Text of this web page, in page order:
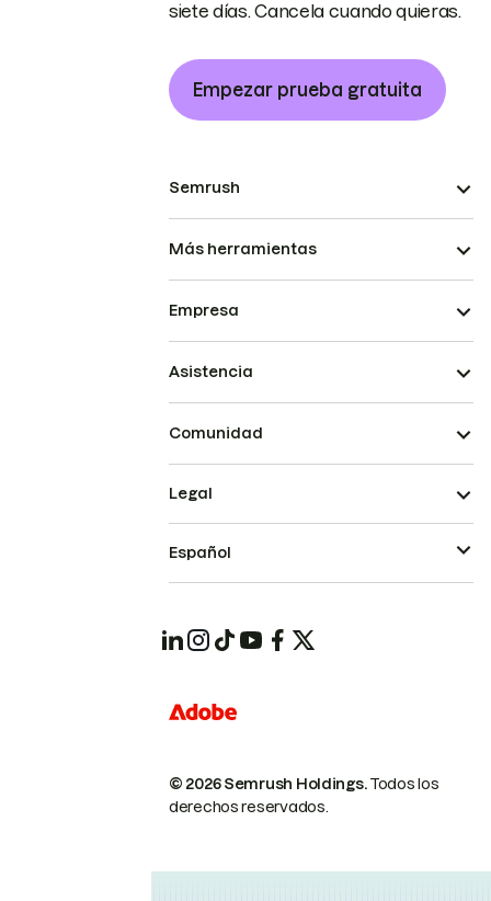
siete días. Cancela cuando quieras.
Empezar prueba gratuita
Semrush
Más herramientas
Empresa
Asistencia
Comunidad
© 2026 Semrush Holdings.Todos los
derechos reservados.
Legal
Español